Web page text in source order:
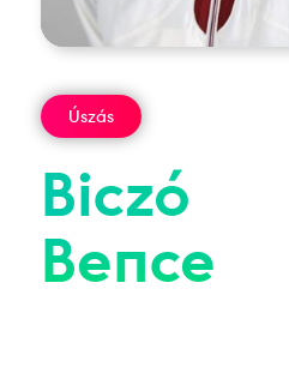
Úszás
Biczó
Bence